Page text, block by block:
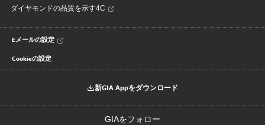
ダイヤモンドの品質を示す4C
Eメールの設定
Cookieの設定
新GIA Appをダウンロード
GIAをフォロー